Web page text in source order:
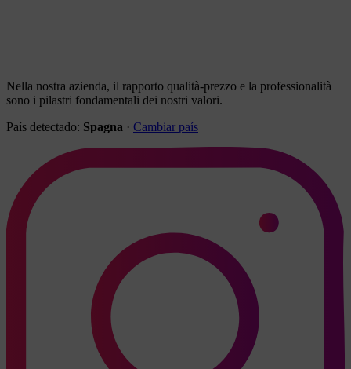
Nella nostra azienda, il rapporto qualità-prezzo e la professionalità
sono i pilastri fondamentali dei nostri valori.
País detectado: Spagna · Cambiar país